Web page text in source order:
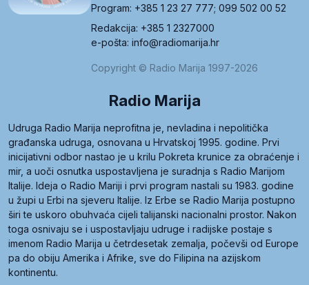
Program: +385 1 23 27 777; 099 502 00 52
Redakcija: +385 1 2327000
e-pošta: info@radiomarija.hr
Copyright © Radio Marija 1997-2026
Radio Marija
Udruga Radio Marija neprofitna je, nevladina i nepolitička
građanska udruga, osnovana u Hrvatskoj 1995. godine. Prvi
inicijativni odbor nastao je u krilu Pokreta krunice za obraćenje i
mir, a uoči osnutka uspostavljena je suradnja s Radio Marijom
Italije. Ideja o Radio Mariji i prvi program nastali su 1983. godine
u župi u Erbi na sjeveru Italije. Iz Erbe se Radio Marija postupno
širi te uskoro obuhvaća cijeli talijanski nacionalni prostor. Nakon
toga osnivaju se i uspostavljaju udruge i radijske postaje s
imenom Radio Marija u četrdesetak zemalja, počevši od Europe
pa do obiju Amerika i Afrike, sve do Filipina na azijskom
kontinentu.